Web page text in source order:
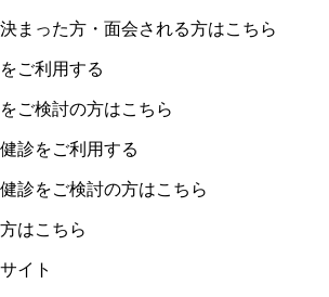
まった方・面会される方はこちら
ご利用する
ご検討の方はこちら
診をご利用する
診をご検討の方はこちら
はこちら